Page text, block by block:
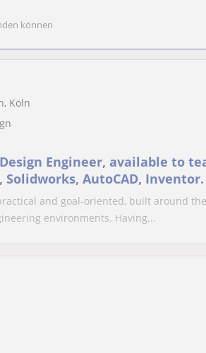
können
Köln
Engineer, available to
Solidworks, AutoCAD, Inventor.
and goal-oriented, built around
environments. Having...